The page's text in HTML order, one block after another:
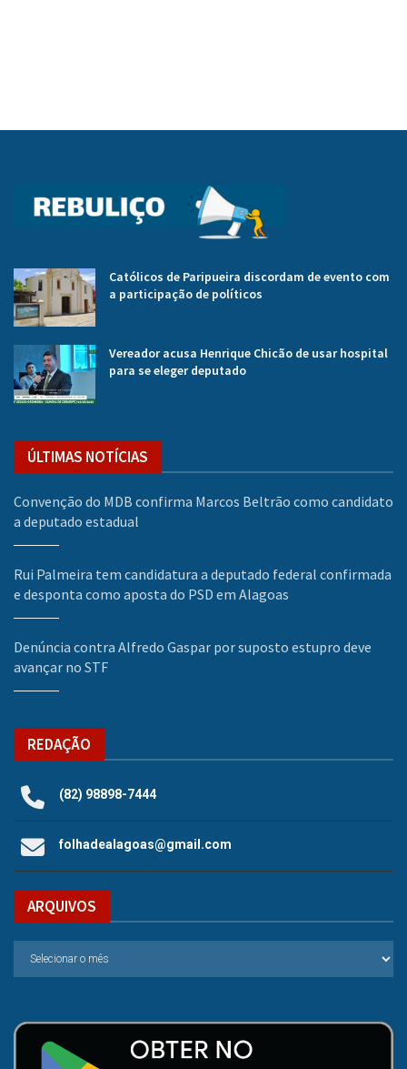
Católicos de Paripueira discordam de evento com
a participação de políticos
Vereador acusa Henrique Chicão de usar hospital
para se eleger deputado
ÚLTIMAS NOTÍCIAS
Convenção do MDB confirma Marcos Beltrão como candidato
a deputado estadual
Rui Palmeira tem candidatura a deputado federal confirmada
e desponta como aposta do PSD em Alagoas
Denúncia contra Alfredo Gaspar por suposto estupro deve
avançar no STF
REDAÇÃO
(82) 98898-7444
folhadealagoas@gmail.com
ARQUIVOS